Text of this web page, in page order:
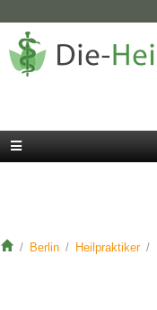
Berlin Heilpraktiker